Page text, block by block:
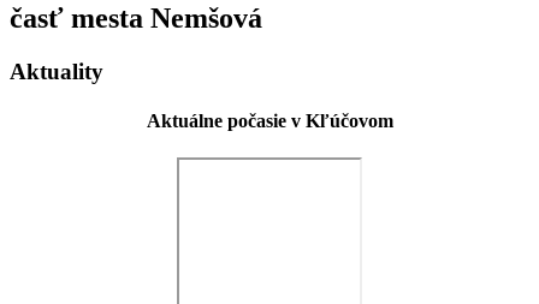
časť mesta Nemšová
Aktuality
Aktuálne počasie v Kľúčovom